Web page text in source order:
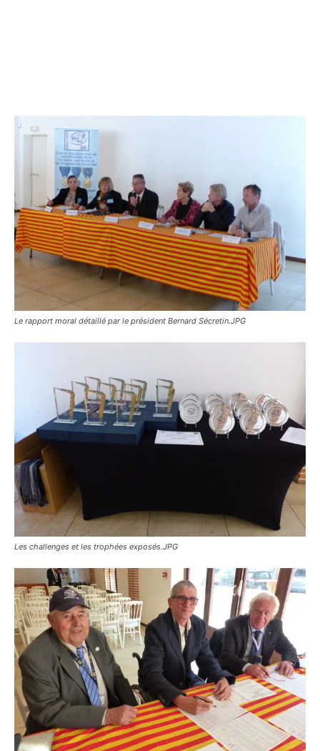
Le rapport moral détaillé par le président Bernard Sécretin.JPG
Les challenges et les trophées exposés.JPG